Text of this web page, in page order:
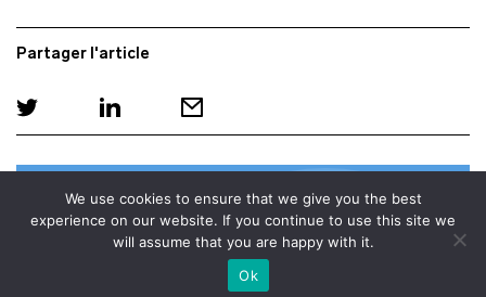
Partager l'article
Suivez les parutions de la BLUE
Inscrivez-vous pour recevoir un email à chaque nouveau
We use cookies to ensure that we give you the best
experience on our website. If you continue to use this site we
will assume that you are happy with it.
Ok